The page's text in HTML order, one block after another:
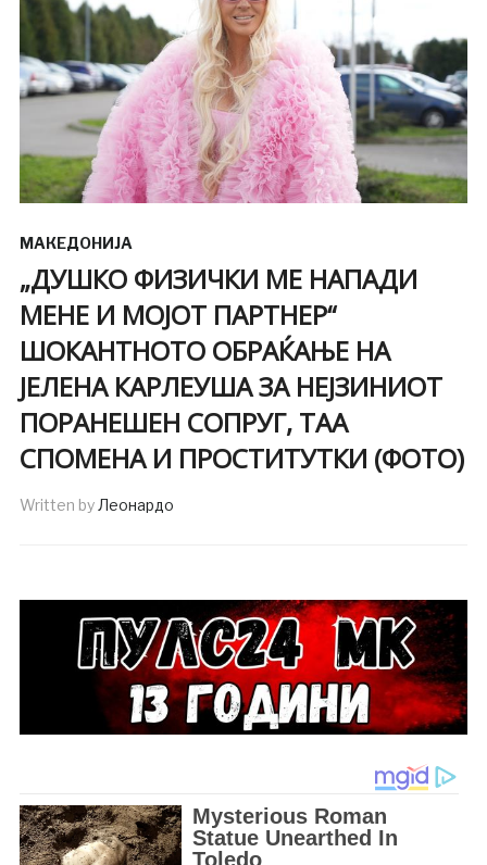
МАКЕДОНИЈА
„ДУШКО ФИЗИЧКИ МЕ НАПАДИ
МЕНЕ И МОЈОТ ПАРТНЕР“
ШОКАНТНОТО ОБРАЌАЊЕ НА
ЈЕЛЕНА КАРЛЕУША ЗА НЕЈЗИНИОТ
ПОРАНЕШЕН СОПРУГ, ТАА
СПОМЕНА И ПРОСТИТУТКИ (ФОТО)
Written byЛеонардо